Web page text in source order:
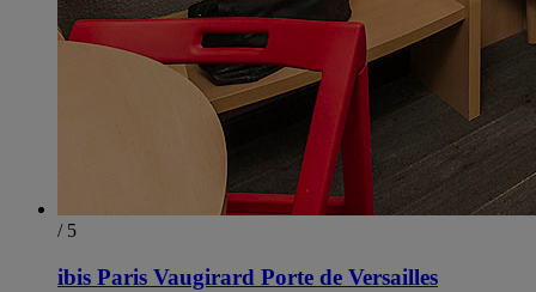
/ 5
ibis Paris Vaugirard Porte de Versailles